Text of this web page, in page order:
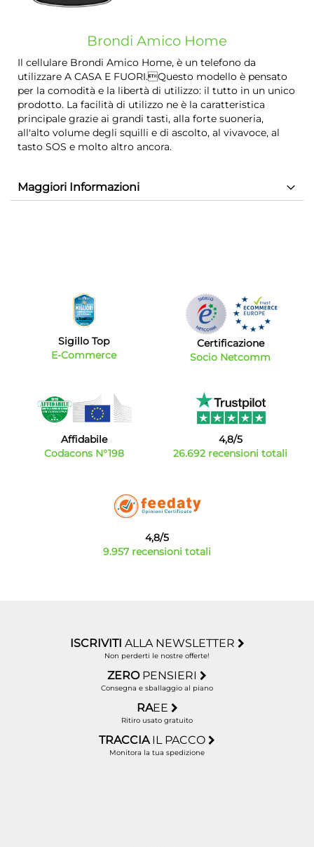
Brondi Amico Home
Il cellulare Brondi Amico Home, è un telefono da
utilizzare A CASA E FUORI.Questo modello è pensato
per la comodità e la libertà di utilizzo: il tutto in un unico
prodotto. La facilità di utilizzo ne è la caratteristica
principale grazie ai grandi tasti, alla forte suoneria,
all'alto volume degli squilli e di ascolto, al vivavoce, al
tasto SOS e molto altro ancora.
Maggiori Informazioni
Sigillo Top
E-Commerce
Certificazione
Socio Netcomm
Affidabile
Codacons N°198
4,8/5
26.692 recensioni totali
4,8/5
9.957 recensioni totali
ISCRIVITI ALLA NEWSLETTER
Non perderti le nostre offerte!
ZERO PENSIERI
Consegna e sballaggio al piano
RAEE
Ritiro usato gratuito
TRACCIA IL PACCO
Monitora la tua spedizione